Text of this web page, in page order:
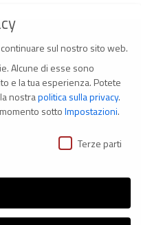
sul nostro sito web.
Alcune di esse sono
e la tua esperienza. Potete
nostrapolitica sulla privacy.
sottoImpostazioni.
Terze parti